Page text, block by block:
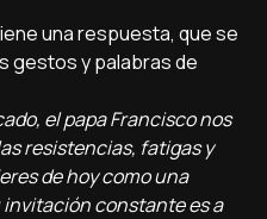
una respuesta, que se
gestos y palabras de
el papa Francisco nos
resistencias, fatigas y
de hoy como una
constante es a